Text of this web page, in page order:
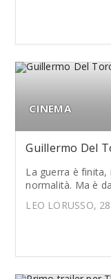
CINEMA
Guillermo Del
La guerra è
normalità. Ma è
LEO LORUSSO,